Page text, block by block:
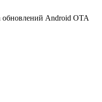
обновлений Android OTA